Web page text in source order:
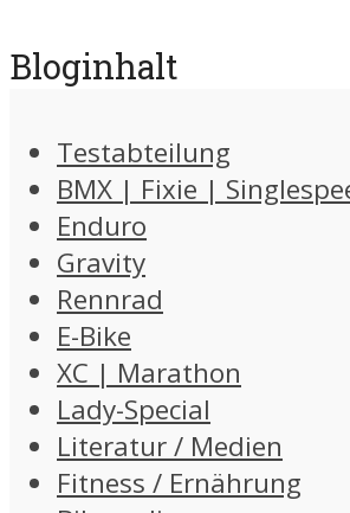
Bloginhalt
Testabteilung
BMX | Fixie |
Enduro
Gravity
Rennrad
E-Bike
XC | Marathon
Lady-Special
Literatur / Medien
Fitness / Ernährung